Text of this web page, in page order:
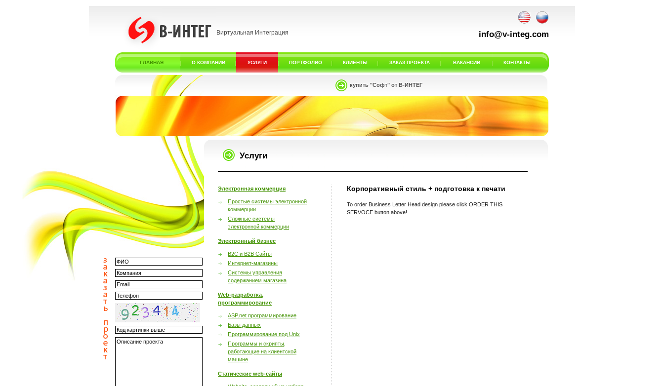
Виртуальная Интеграция info@v-integ.com
ГЛАВНАЯ О КОМПАНИИ УСЛУГИ ПОРТФОЛИО КЛИЕНТЫ ЗАКАЗ ПРОЕКТА ВАКАНСИИ КОНТАКТЫ
купить "Софт" от В-ИНТЕГ
Услуги
Электронная коммерция
Простые системы электронной
коммерции
Сложные системы
электронной коммерции
Электронный бизнес
B2C и B2B Сайты
Интернет-магазины
Системы управления
содержанием магазина
Web-разработка,
программирование
ASP.net программирование
Базы данных
Программирование под Unix
Программы и скрипты,
работающие на клиентской
машине
Статические web-сайты
Корпоративный стиль + подготовка к печати
To order Business Letter Head design please click ORDER THIS
SERVOCE button above!